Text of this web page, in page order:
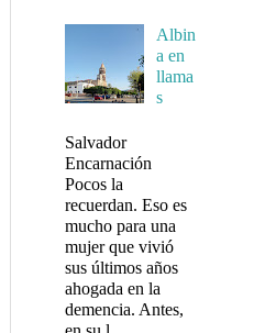
Albin
a en
llama
s
Salvador
Encarnación
Pocos la
recuerdan. Eso es
mucho para una
mujer que vivió
sus últimos años
ahogada en la
demencia. Antes,